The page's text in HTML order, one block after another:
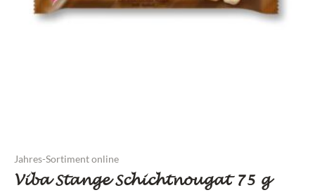
Jahres-Sortiment online
Viba Stange Schichtnougat 75 g